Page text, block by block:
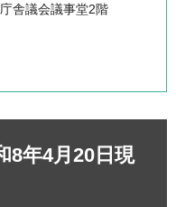
舎議会議事堂2階
8年4月20日現